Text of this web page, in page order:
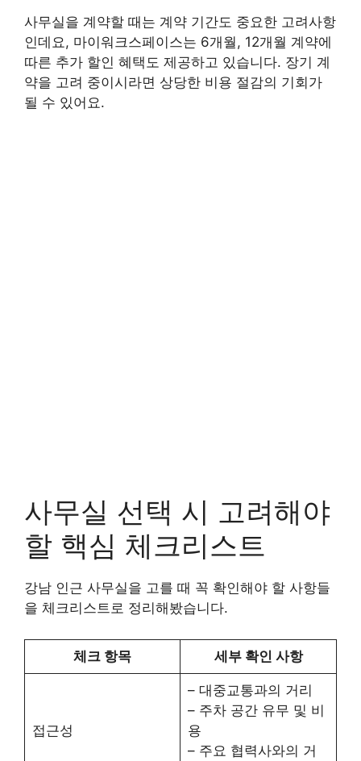
사무실을 계약할 때는 계약 기간도 중요한 고려사항
인데요, 마이워크스페이스는 6개월, 12개월 계약에
따른 추가 할인 혜택도 제공하고 있습니다. 장기 계
약을 고려 중이시라면 상당한 비용 절감의 기회가
될 수 있어요.
사무실 선택 시 고려해야
할 핵심 체크리스트
강남 인근 사무실을 고를 때 꼭 확인해야 할 사항들
을 체크리스트로 정리해봤습니다.
체크 항목 세부 확인 사항
접근성
– 대중교통과의 거리
– 주차 공간 유무 및 비
용
– 주요 협력사와의 거